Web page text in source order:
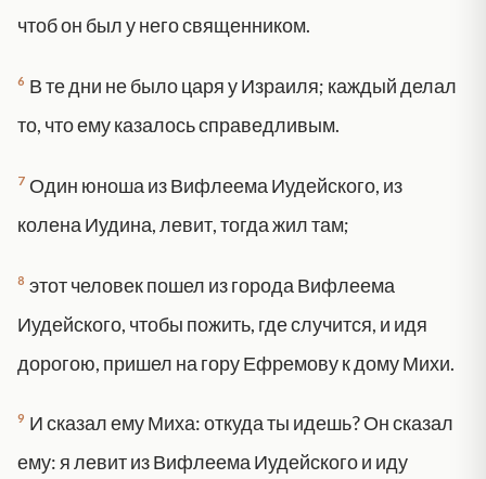
чтоб он был у него священником.
6 В те дни не было царя у Израиля; каждый делал
то, что ему казалось справедливым.
7 Один юноша из Вифлеема Иудейского, из
колена Иудина, левит, тогда жил там;
8 этот человек пошел из города Вифлеема
Иудейского, чтобы пожить, где случится, и идя
дорогою, пришел на гору Ефремову к дому Михи.
9 И сказал ему Миха: откуда ты идешь? Он сказал
ему: я левит из Вифлеема Иудейского и иду